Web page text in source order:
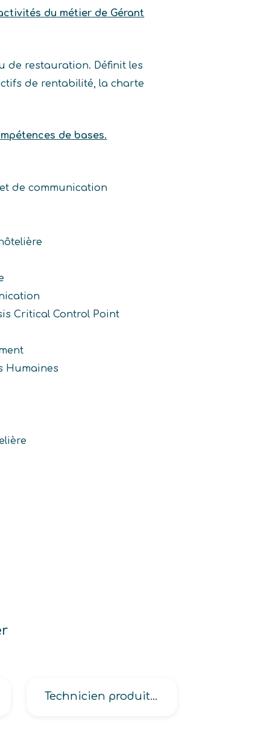
du métier de Gérant
de restauration. Définit les
de rentabilité, la charte
de bases.
de communication
Critical Control Point
Humaines
Technicien produits blanc-brun